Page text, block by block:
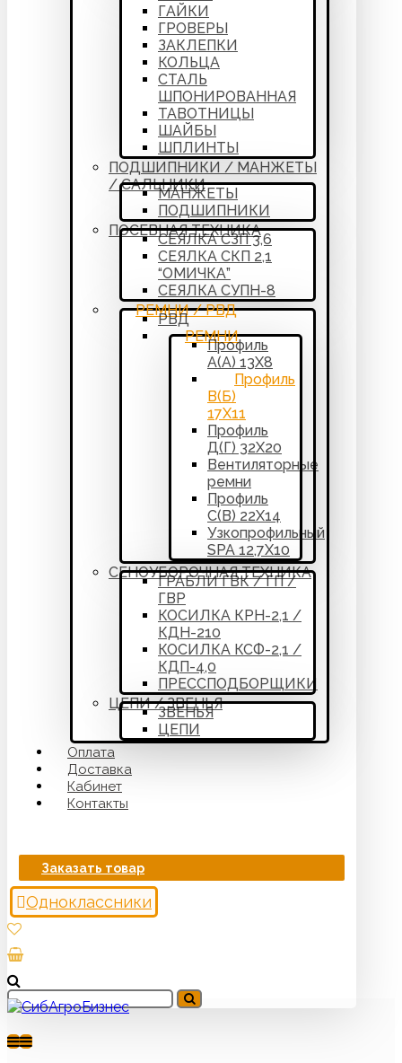
ГАЙКИ
ГРОВЕРЫ
ЗАКЛЕПКИ
КОЛЬЦА
СТАЛЬ
ШПОНИРОВАННАЯ
ТАВОТНИЦЫ
ШАЙБЫ
ШПЛИНТЫ
ПОДШИПНИКИ / МАНЖЕТЫ
/ САЛЬНИКИ
МАНЖЕТЫ
ПОДШИПНИКИ
ПОСЕВНАЯ ТЕХНИКА
СЕЯЛКА СЗП 3,6
СЕЯЛКА СКП 2,1
“ОМИЧКА”
СЕЯЛКА СУПН-8
РЕМНИ / РВД
РВД
РЕМНИ
Профиль
А(А) 13Х8
Профиль
В(Б)
17Х11
Профиль
Д(Г) 32Х20
Вентиляторные
ремни
Профиль
С(В) 22Х14
Узкопрофильный
SPA 12,7Х10
СЕНОУБОРОЧНАЯ ТЕХНИКА
ГРАБЛИ ГВК / ГП /
ГВР
КОСИЛКА КРН-2,1 /
КДН-210
КОСИЛКА КСФ-2,1 /
КДП-4,0
ПРЕССПОДБОРЩИКИ
ЦЕПИ / ЗВЕНЬЯ
ЗВЕНЬЯ
ЦЕПИ
Оплата
Доставка
Кабинет
Контакты
Заказать товар
Одноклассники